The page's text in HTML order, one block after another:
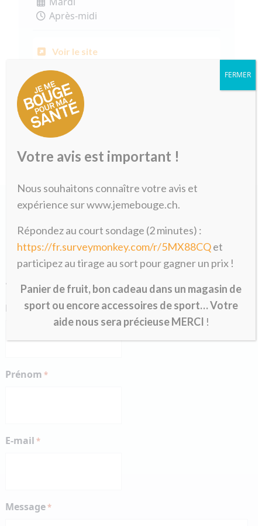
Après-midi
Voir le site
LPNE
032 720 20 50
Formulaire de pré-inscription
«
» indique les champs nécessaires
Nom*
Prénom *
E-mail *
Message*
Votre avis est important !
Nous souhaitons connaître votre avis et
expérience sur www.jemebouge.ch.
Répondez au court sondage (2 minutes) :
https://fr.surveymonkey.com/r/5MX88CQet
participez au tirage au sort pour gagner un prix !
Panier de fruit, bon cadeau dans un magasin de
sport ou encore accessoires de sport… Votre
aide nous sera précieuse MERCI !
FERMER